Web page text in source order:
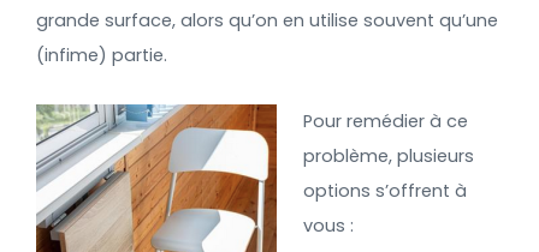
grande surface, alors qu’on en utilise souvent qu’une
(infime) partie.
Pour remédier à ce
problème, plusieurs
options s’offrent à
vous :